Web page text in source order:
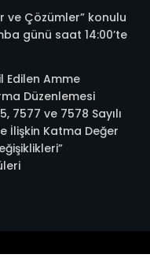
ve Çözümler” konulu
günü saat 14:00’te
Edilen Amme
Düzenlemesi
7577 ve 7578 Sayılı
İlişkin Katma Değer